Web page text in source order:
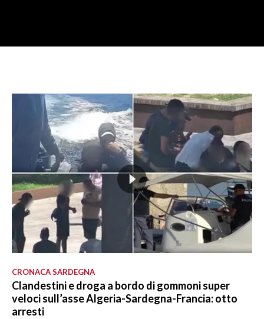
CRONACA SARDEGNA
Clandestini e droga a bordo di gommoni super
veloci sull’asse Algeria-Sardegna-Francia: otto
arresti